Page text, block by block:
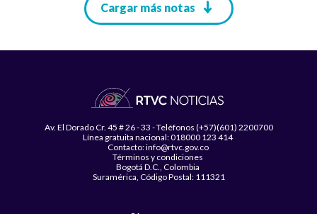
Cargar más notas
Av. El Dorado Cr. 45 # 26 - 33 - Teléfonos (+57)(601) 2200700
Línea gratuita nacional: 018000 123 414
Contacto: info@rtvc.gov.co
Términos y condiciones
Bogotá D.C., Colombia
Suramérica, Código Postal: 111321